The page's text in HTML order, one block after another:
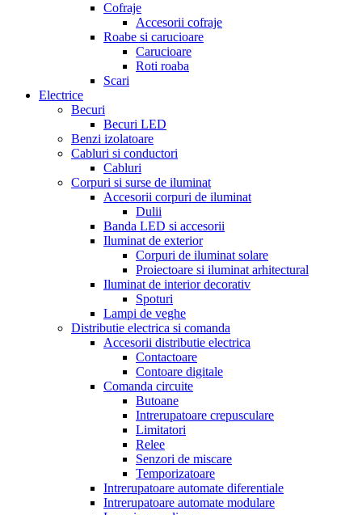
Cofraje
Accesorii cofraje
Roabe si carucioare
Carucioare
Roti roaba
Scari
Electrice
Becuri
Becuri LED
Benzi izolatoare
Cabluri si conductori
Cabluri
Corpuri si surse de iluminat
Accesorii corpuri de iluminat
Dulii
Banda LED si accesorii
Iluminat de exterior
Corpuri de iluminat solare
Proiectoare si iluminat arhitectural
Iluminat de interior decorativ
Spoturi
Lampi de veghe
Distributie electrica si comanda
Accesorii distributie electrica
Contactoare
Contoare digitale
Comanda circuite
Butoane
Intrerupatoare crepusculare
Limitatori
Relee
Senzori de miscare
Temporizatoare
Intrerupatoare automate diferentiale
Intrerupatoare automate modulare